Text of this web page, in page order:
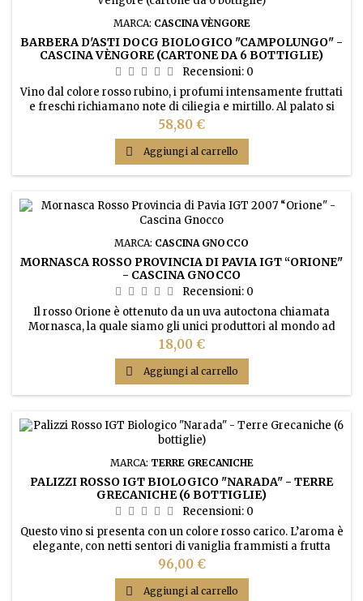
MARCA: CASCINA VÈNGORE
BARBERA D'ASTI DOCG BIOLOGICO "CAMPOLUNGO" -
CASCINA VÈNGORE (CARTONE DA 6 BOTTIGLIE)
Recensioni: 0
Vino dal colore rosso rubino, i profumi intensamente fruttati
e freschi richiamano note di ciliegia e mirtillo. Al palato si
percepiscono la freschezza, il corpo e la persistenza.
Prezzo
58,80 €
 Aggiungi al carrello
MARCA: CASCINA GNOCCO
MORNASCA ROSSO PROVINCIA DI PAVIA IGT “ORIONE"
- CASCINA GNOCCO
Recensioni: 0
Il rosso Orione è ottenuto da un uva autoctona chiamata
Mornasca, la quale siamo gli unici produttori al mondo ad
avere e vinificare in purezza questo vitigno. Per ogni annata
non esistono più di 4000 bottiglie. Potrebbe essere quasi da
collezione.
Prezzo
18,00 €
 Aggiungi al carrello
MARCA: TERRE GRECANICHE
PALIZZI ROSSO IGT BIOLOGICO "NARADA" - TERRE
GRECANICHE (6 BOTTIGLIE)
Recensioni: 0
Questo vino si presenta con un colore rosso carico. L’aroma è
elegante, con netti sentori di vaniglia frammisti a frutta
matura e spezie. Al gusto dimostra grande spessore,
piacevole armonia e lunga persistenza
Prezzo
96,00 €
 Aggiungi al carrello